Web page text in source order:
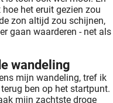
het eruit gezien zou
zon altijd zou schijnen,
gaan waarderen - net als
wandeling
mijn wandeling, tref ik
ben op het startpunt.
mijn zachtste droge